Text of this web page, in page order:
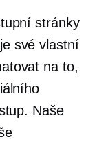
stránky
své vlastní
na to,
Naše